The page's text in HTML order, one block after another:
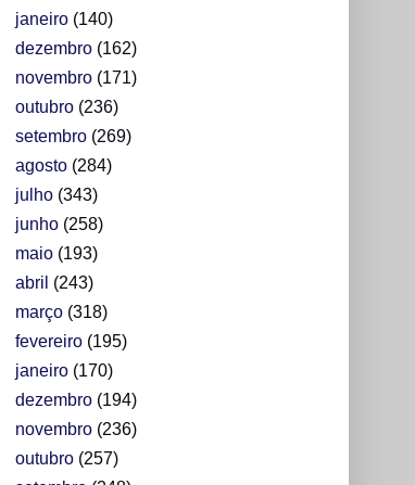
janeiro(140)
dezembro(162)
novembro(171)
outubro(236)
setembro(269)
agosto(284)
julho(343)
junho(258)
maio(193)
abril (243)
março(318)
fevereiro(195)
janeiro(170)
dezembro(194)
novembro(236)
outubro(257)